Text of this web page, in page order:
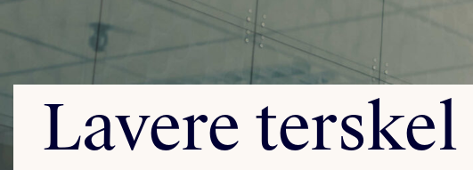
Lavere terskel